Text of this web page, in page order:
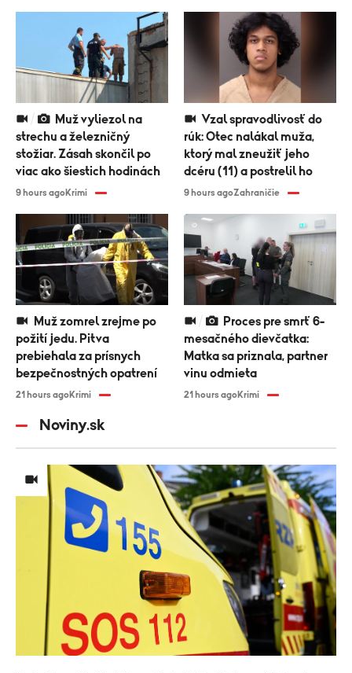
strechu a železničný
stožiar. Zásah skončil po
viac ako šiestich hodinách
9 hours agoKrimi
rúk: Otec nalákal muža,
ktorý mal zneužiť jeho
dcéru (11) a postrelil ho
9 hours agoZahraničie
požití jedu. Pitva
prebiehala za prísnych
bezpečnostných opatrení
21 hours agoKrimi
mesačného dievčatka:
Matka sa priznala, partner
vinu odmieta
21 hours agoKrimi
Noviny.sk